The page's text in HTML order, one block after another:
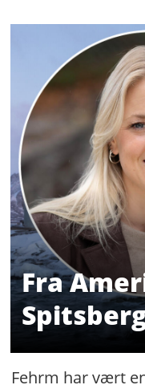
Fra
Fehrm har vært